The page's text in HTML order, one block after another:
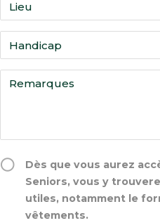
Dès que vous aurez
Seniors, vous y
utiles, notamment le
vêtements.